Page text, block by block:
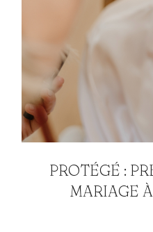
PROTÉGÉ :
MARIAGE